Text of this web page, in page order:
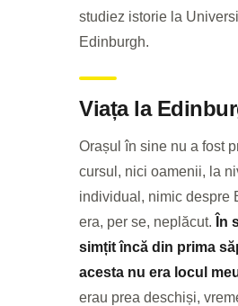
studiez istorie la
Edinburgh.
Viața la
Orașul în sine nu a fost
cursul, nici oamenii, la
individual, nimic despre
era, per se, neplăcut. În
simțit încă din prima
acesta nu era locul
erau prea deschiși,